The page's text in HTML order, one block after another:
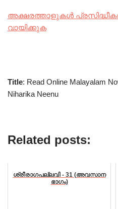
അക്ഷരത്താളുകൾ
വായിക്കുക
Title: Read Online Malayalam
Niharika Neenu
Related posts:
ശ്രീരാഗപല്ലവി - 31 (അവസാന
ഭാഗം)